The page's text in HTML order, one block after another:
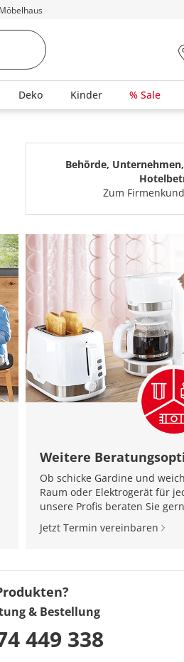
Deko Kinder % Sale
Behörde,
Zum
Weitere
Ob schicke Gardine und
Raum oder Elektrogerät für
unsere Profis beraten Sie
Jetzt Termin vereinbaren
& Bestellung
449 338